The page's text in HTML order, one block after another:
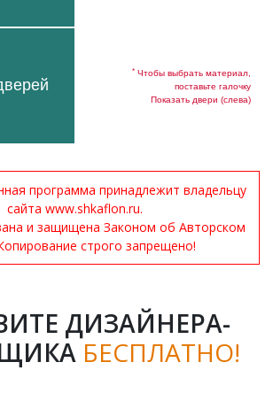
* Чтобы выбрать материал,
поставьте галочку
Показать двери (слева)
программа принадлежит владельцу
сайта www.shkaflon.ru.
и защищена Законом об Авторском
строго запрещено!
ДИЗАЙНЕРА-
БЕСПЛАТНО!